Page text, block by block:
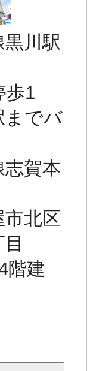
川駅
歩1
でバ
志賀本
市北区
階建